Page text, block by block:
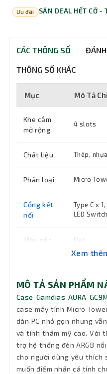
Ưu đãi SĂN DEAL HẾT CỠ -
CÁC THÔNG SỐ
THÔNG SỐ KHÁC
Mục Mô Tả
Khe cắm
mở rộng
4 slots
Chất liệu Thép,
Phân loại Micro
Cổng kết
nối
Type C x
LED
Màu sắc Đen
Khe gắn ổ
cứng
Mainboard
hỗ trợ
Micro-
Kích thước 280 x 195
Xem
MÔ TẢ SẢN PHẨM
Case Gamdias AURA
case máy tính Micro
dàn PC nhỏ gọn nhưng
và tính thẩm mỹ cao. Với
trợ hệ thống đèn ARGB
cho người dùng yêu thích
muốn điểm nhấn cá tính